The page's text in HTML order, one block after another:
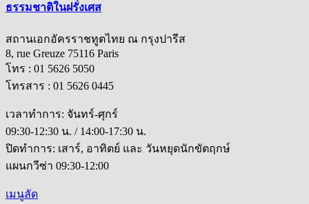
ธรรมชาติในฝรั่งเศส
สถานเอกอัครราชทูตไทย ณ กรุงปารีส
8, rue Greuze 75116 Paris
โทร : 01 5626 5050
โทรสาร : 01 5626 0445
เวลาทำการ: จันทร์-ศุกร์
09:30-12:30 น. / 14:00-17:30 น.
ปิดทำการ: เสาร์, อาทิตย์ และ วันหยุดนักขัตฤกษ์
แผนกวีซ่า 09:30-12:00
เมนูลัด